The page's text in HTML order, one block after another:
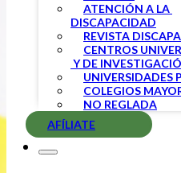
ATENCIÓN A LA
DISCAPACIDAD
REVISTA
CENTROS
Y DE
UNIVERSIDADES
COLEGIOS
NO REGLADA
AFÍLIATE